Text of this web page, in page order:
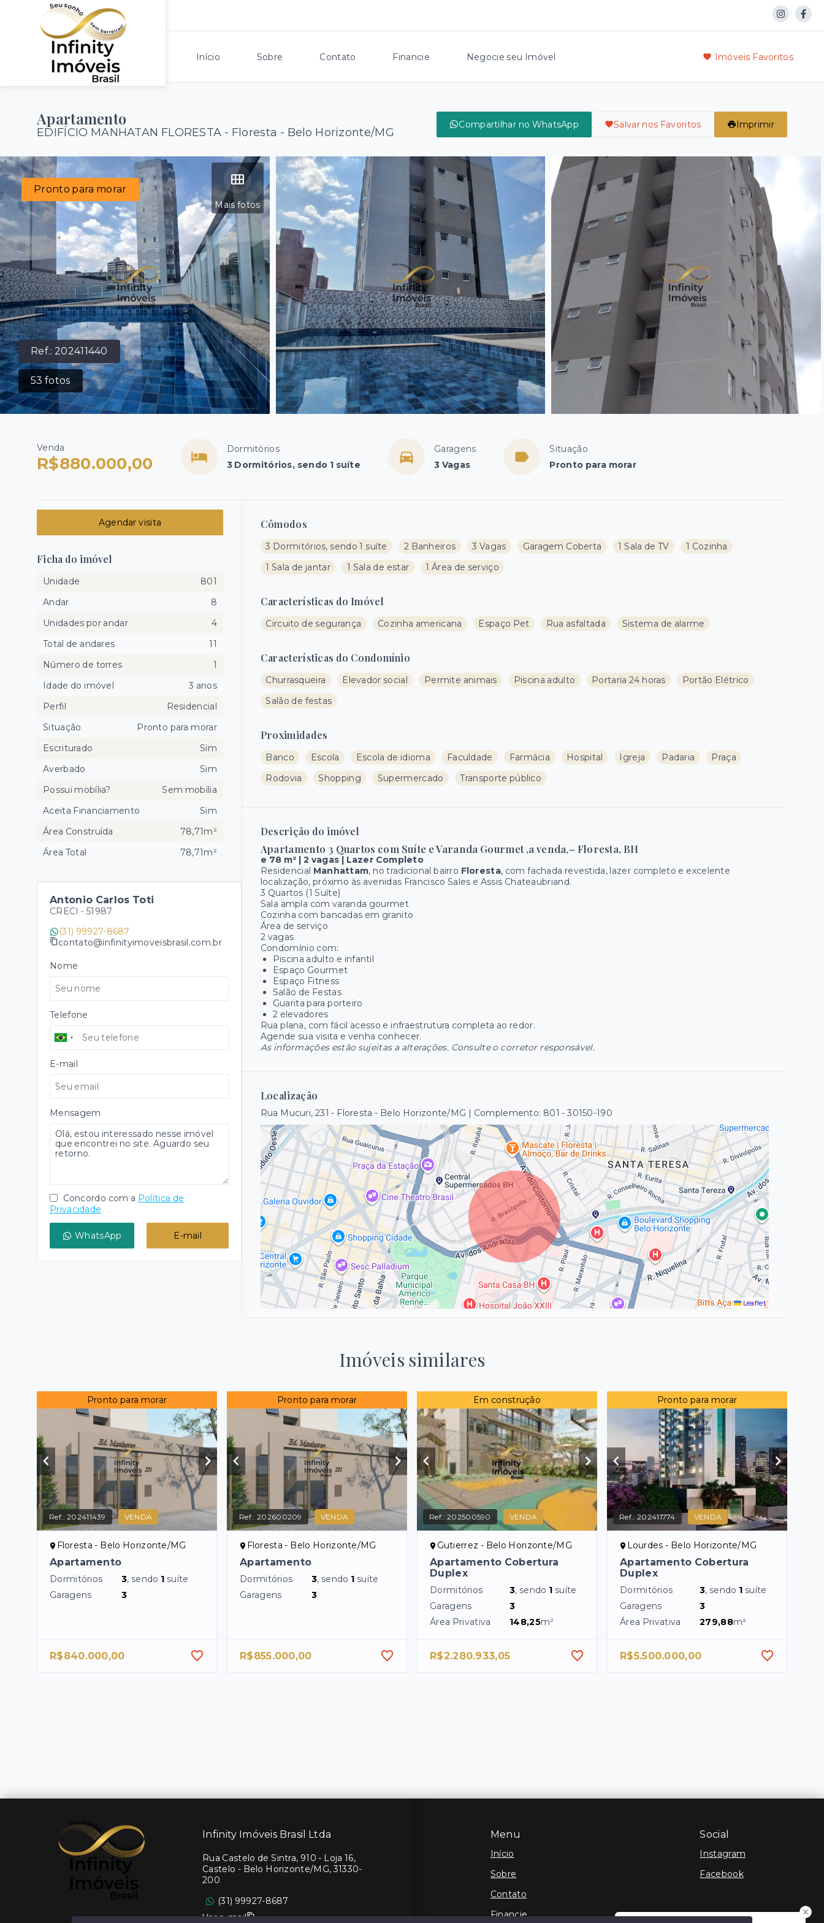
Início Sobre Contato Financie Negocie seu Imóvel Imóveis Favoritos
Apartamento
EDIFÍCIO MANHATAN FLORESTA - Floresta - Belo Horizonte/MG
Compartilhar no WhatsApp Salvar nos Favoritos Imprimir
Ref.: 202411440
53 fotos
Mais fotos
Pronto para morar
Venda
R$880.000,00
Dormitórios
3 Dormitórios, sendo 1 suíte
Garagens
3 Vagas
Situação
Pronto para morar
Cômodos
3 Dormitórios, sendo 1 suíte 2 Banheiros 3 Vagas Garagem Coberta 1 Sala de TV
1 Cozinha
1 Sala de jantar
1 Sala de estar 1 Área de serviço
Características do Imóvel
Circuito de segurança Cozinha americana Espaço Pet Rua asfaltada Sistema de alarme
Características do Condomínio
Churrasqueira Elevador social Permite animais Piscina adulto Portaria 24 horas
Portão Elétrico
Salão de festas
Proximidades
Banco Escola Escola de idioma Faculdade Farmácia Hospital Igreja Padaria
Praça
Rodovia
Shopping Supermercado Transporte público
Descrição do imóvel
Apartamento 3 Quartos com Suíte e Varanda Gourmet ,a venda,– Floresta, BH
e 78 m² | 2 vagas | Lazer Completo
Residencial Manhattam, no tradicional bairro Floresta, com fachada revestida, lazer completo e excelente
localização, próximo às avenidas Francisco Sales e Assis Chateaubriand.
3 Quartos (1 Suíte)
Sala ampla com varanda gourmet
Cozinha com bancadas em granito
Área de serviço
2 vagas
Condomínio com:
Piscina adulto e infantil
Espaço Gourmet
Espaço Fitness
Salão de Festas
Guarita para porteiro
2 elevadores
Rua plana, com fácil acesso e infraestrutura completa ao redor.
Agende sua visita e venha conhecer.
As informações estão sujeitas a alterações. Consulte o corretor responsável.
Localização
Rua Mucuri, 231 - Floresta - Belo Horizonte/MG | Complemento: 801 - 30150-190
Leaflet
Agendar visita
Ficha do imóvel
Unidade
801
Andar
8
Unidades por andar
4
Total de andares
11
Número de torres
1
Idade do imóvel
3 anos
Perfil
Residencial
Situação
Pronto para morar
Escriturado
Sim
Averbado
Sim
Possui mobília?
Sem mobília
Aceita Financiamento
Sim
Área Construída
78,71m²
Área Total
78,71m²
Antonio Carlos Toti
CRECI - 51987
(31) 99927-8687
contato@infinityimoveisbrasil.com.br
Nome
Telefone
E-mail
Mensagem
Concordo com a Política de
Privacidade
WhatsApp E-mail
Imóveis similares
Pronto para morar
Ref.:202411439 VENDA
Floresta - Belo Horizonte/MG
Apartamento
Dormitórios 3, sendo 1 suíte
Garagens
3
R$840.000,00
Pronto para morar
Ref.:202600209 VENDA
Floresta - Belo Horizonte/MG
Apartamento
Dormitórios 3, sendo 1 suíte
Garagens
3
R$855.000,00
Em construção
Ref.:202500590 VENDA
Gutierrez - Belo Horizonte/MG
Apartamento Cobertura
Duplex
Dormitórios 3, sendo 1 suíte
Garagens
3
Área Privativa
148,25m²
R$2.280.933,05
Pronto para morar
Ref.:202411774 VENDA
Lourdes - Belo Horizonte/MG
Apartamento Cobertura
Duplex
Dormitórios 3, sendo 1 suíte
Garagens
3
Área Privativa
279,88m²
R$5.500.000,00
Menu
Início
Sobre
Contato
Financie
Social
Instagram
Facebook
Infinity Imóveis Brasil Ltda
Rua Castelo de Sintra, 910 - Loja 16,
Castelo - Belo Horizonte/MG, 31330-
200
(31) 99927-8687
Ver e-mail